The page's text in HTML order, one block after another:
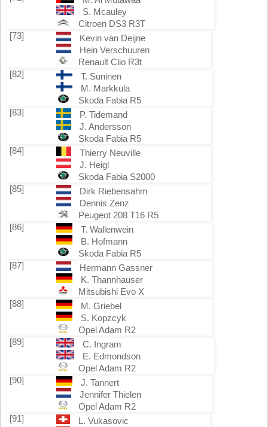
S. Mcauley
Citroen DS3 R3T
[73]
Kevin van Deijne
Hein Verschuuren
Renault Clio R3t
[82]
T. Suninen
M. Markkula
Skoda Fabia R5
[83]
P. Tidemand
J. Andersson
Skoda Fabia R5
[84]
Thierry Neuville
J. Heigl
Skoda Fabia S2000
[85]
Dirk Riebensahm
Dennis Zenz
Peugeot 208 T16 R5
[86]
T. Wallenwein
B. Hofmann
Skoda Fabia R5
[87]
Hermann Gassner
K. Thannhauser
Mitsubishi Evo X
[88]
M. Griebel
S. Kopzcyk
Opel Adam R2
[89]
C. Ingram
E. Edmondson
Opel Adam R2
[90]
J. Tannert
Jennifer Thielen
Opel Adam R2
[91]
L. Vukasovic